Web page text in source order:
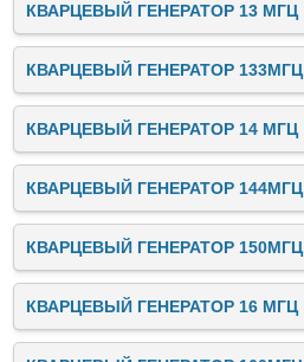
КВАРЦЕВЫЙ ГЕНЕРАТОР 13 МГЦ
КВАРЦЕВЫЙ ГЕНЕРАТОР 133МГЦ
КВАРЦЕВЫЙ ГЕНЕРАТОР 14 МГЦ
КВАРЦЕВЫЙ ГЕНЕРАТОР 144МГЦ
КВАРЦЕВЫЙ ГЕНЕРАТОР 150МГЦ
КВАРЦЕВЫЙ ГЕНЕРАТОР 16 МГЦ